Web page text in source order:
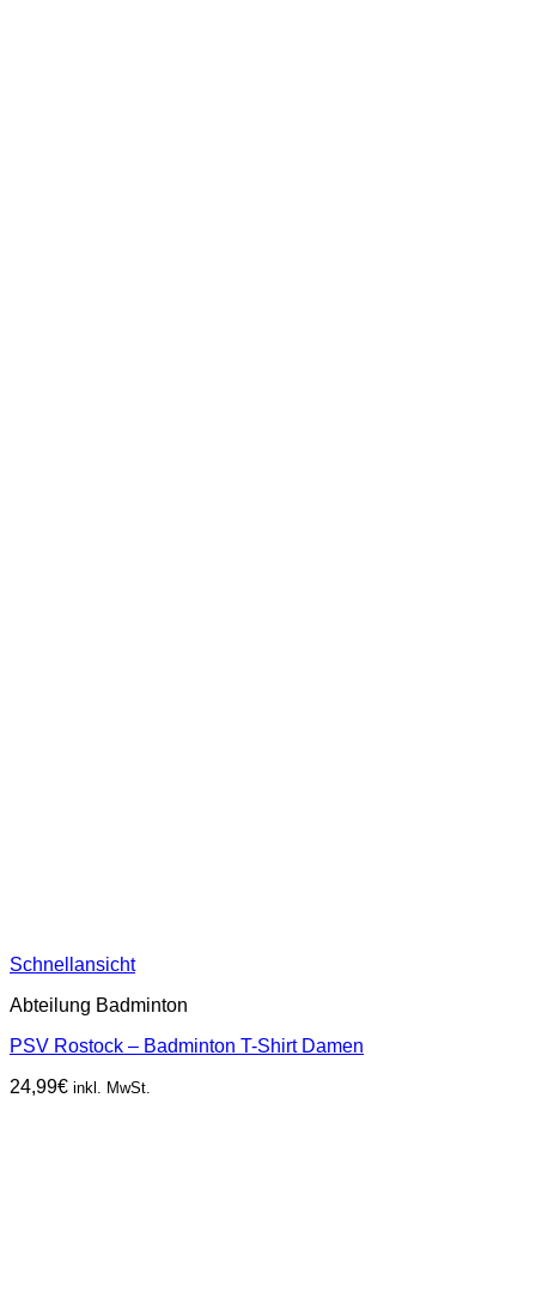
Schnellansicht
Abteilung Badminton
PSV Rostock – Badminton T-Shirt Damen
24,99€ inkl. MwSt.